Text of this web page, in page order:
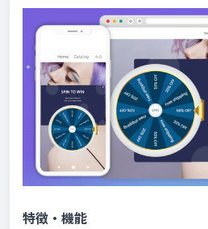
特徴・機能